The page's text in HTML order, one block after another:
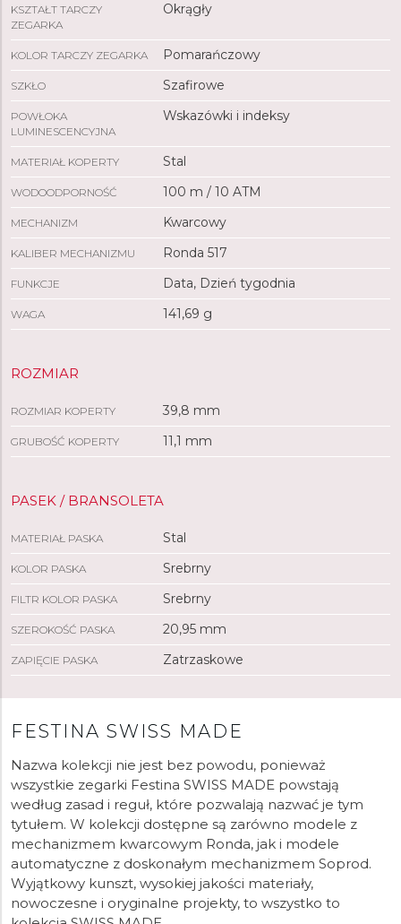
KSZTAŁT TARCZY
ZEGARKA
Okrągły
KOLOR TARCZY ZEGARKA Pomarańczowy
SZKŁO Szafirowe
POWŁOKA
LUMINESCENCYJNA
Wskazówki i indeksy
MATERIAŁ KOPERTY Stal
WODOODPORNOŚĆ 100 m / 10 ATM
MECHANIZM Kwarcowy
KALIBER MECHANIZMU Ronda 517
FUNKCJE Data, Dzień tygodnia
WAGA 141,69 g
ROZMIAR
ROZMIAR KOPERTY 39,8 mm
GRUBOŚĆ KOPERTY 11,1 mm
PASEK / BRANSOLETA
MATERIAŁ PASKA Stal
KOLOR PASKA Srebrny
FILTR KOLOR PASKA Srebrny
SZEROKOŚĆ PASKA 20,95 mm
ZAPIĘCIE PASKA Zatrzaskowe
FESTINA SWISS MADE
Nazwa kolekcji nie jest bez powodu, ponieważ
wszystkie zegarki Festina SWISS MADE powstają
według zasad i reguł, które pozwalają nazwać je tym
tytułem. W kolekcji dostępne są zarówno modele z
mechanizmem kwarcowym Ronda, jak i modele
automatyczne z doskonałym mechanizmem Soprod.
Wyjątkowy kunszt, wysokiej jakości materiały,
nowoczesne i oryginalne projekty, to wszystko to